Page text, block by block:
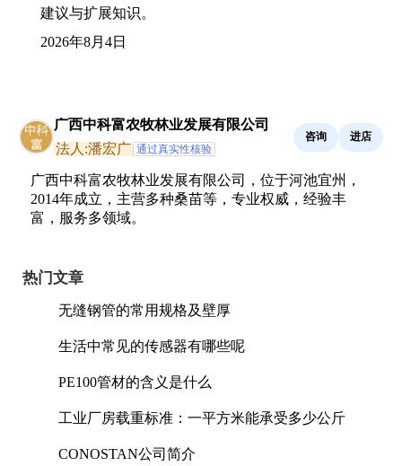
建议与扩展知识。
2026年8月4日
广西中科富农牧林业发展有限公司
法人:潘宏广 通过真实性核验
咨询 进店
广西中科富农牧林业发展有限公司，位于河池宜州，
2014年成立，主营多种桑苗等，专业权威，经验丰
富，服务多领域。
热门文章
无缝钢管的常用规格及壁厚
生活中常见的传感器有哪些呢
PE100管材的含义是什么
工业厂房载重标准：一平方米能承受多少公斤
CONOSTAN公司简介